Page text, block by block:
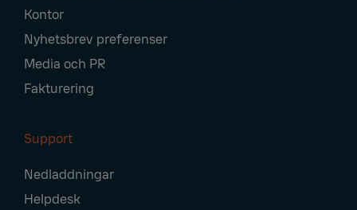
Kontor
Nyhetsbrev preferenser
Media och PR
Fakturering
Support
Nedladdningar
Helpdesk